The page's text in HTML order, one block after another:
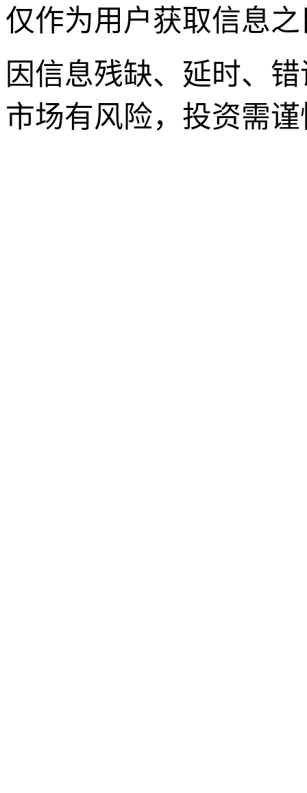
仅作为用户获取信息
因信息残缺、延时、
市场有风险，投资需